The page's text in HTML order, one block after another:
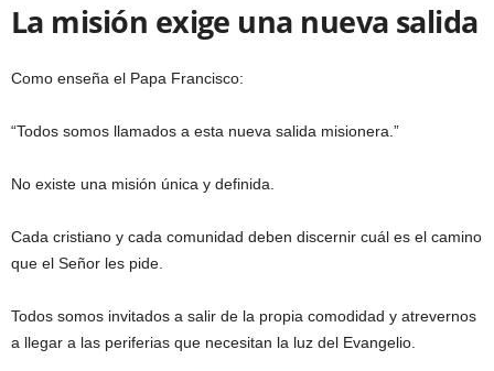
La misión exige una nueva salida
Como enseña el Papa Francisco:
“Todos somos llamados a esta nueva salida misionera.”
No existe una misión única y definida.
Cada cristiano y cada comunidad deben discernir cuál es el camino
que el Señor les pide.
Todos somos invitados a salir de la propia comodidad y atrevernos
a llegar a las periferias que necesitan la luz del Evangelio.